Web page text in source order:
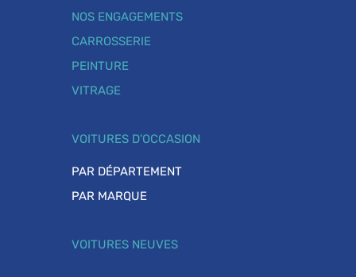
NOS ENGAGEMENTS
CARROSSERIE
PEINTURE
VITRAGE
VOITURES D'OCCASION
PAR DÉPARTEMENT
PAR MARQUE
VOITURES NEUVES